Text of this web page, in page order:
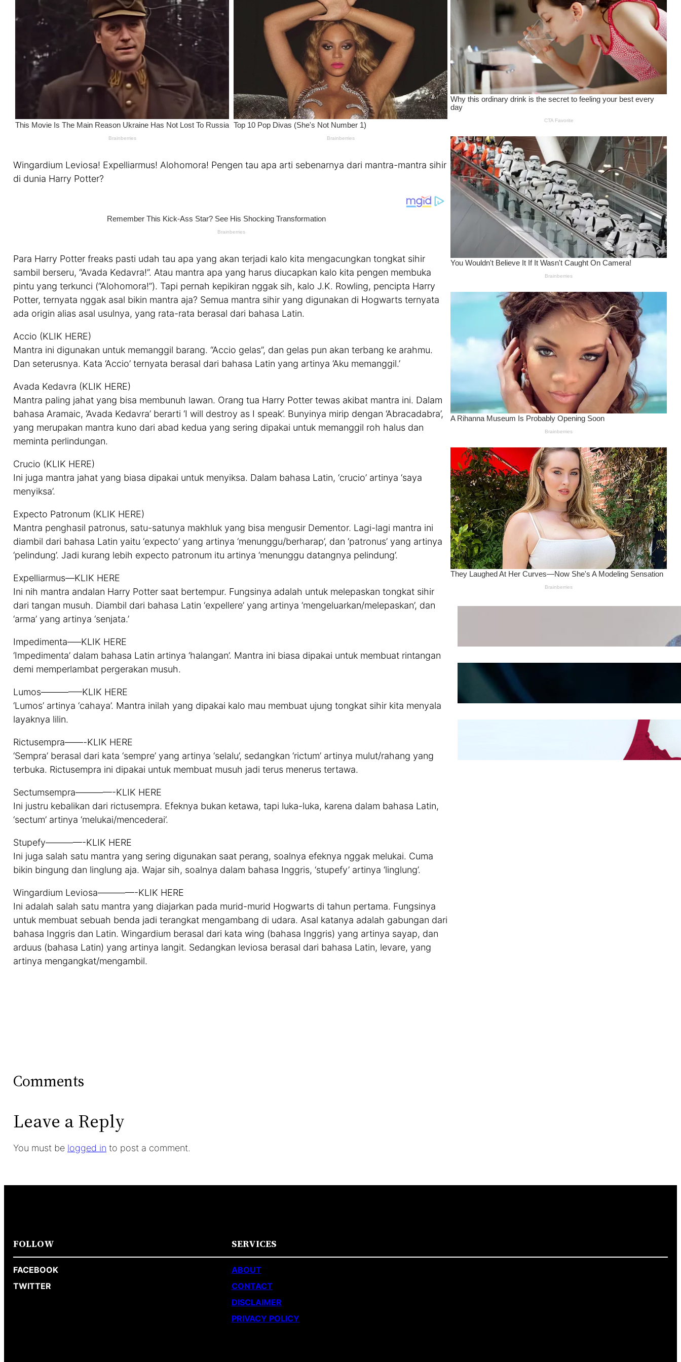
Wingardium Leviosa! Expelliarmus! Alohomora! Pengen tau apa arti sebenarnya dari mantra-mantra sihir
di dunia Harry Potter?
Para Harry Potter freaks pasti udah tau apa yang akan terjadi kalo kita mengacungkan tongkat sihir
sambil berseru, “Avada Kedavra!”. Atau mantra apa yang harus diucapkan kalo kita pengen membuka
pintu yang terkunci (“Alohomora!”). Tapi pernah kepikiran nggak sih, kalo J.K. Rowling, pencipta Harry
Potter, ternyata nggak asal bikin mantra aja? Semua mantra sihir yang digunakan di Hogwarts ternyata
ada origin alias asal usulnya, yang rata-rata berasal dari bahasa Latin.
Accio (KLIK HERE)
Mantra ini digunakan untuk memanggil barang. “Accio gelas”, dan gelas pun akan terbang ke arahmu.
Dan seterusnya. Kata ‘Accio’ ternyata berasal dari bahasa Latin yang artinya ‘Aku memanggil.’
Avada Kedavra (KLIK HERE)
Mantra paling jahat yang bisa membunuh lawan. Orang tua Harry Potter tewas akibat mantra ini. Dalam
bahasa Aramaic, ‘Avada Kedavra’ berarti ‘I will destroy as I speak’. Bunyinya mirip dengan ‘Abracadabra’,
yang merupakan mantra kuno dari abad kedua yang sering dipakai untuk memanggil roh halus dan
meminta perlindungan.
Crucio (KLIK HERE)
Ini juga mantra jahat yang biasa dipakai untuk menyiksa. Dalam bahasa Latin, ‘crucio’ artinya ‘saya
menyiksa’.
Expecto Patronum (KLIK HERE)
Mantra penghasil patronus, satu-satunya makhluk yang bisa mengusir Dementor. Lagi-lagi mantra ini
diambil dari bahasa Latin yaitu ‘expecto’ yang artinya ‘menunggu/berharap’, dan ‘patronus’ yang artinya
‘pelindung’. Jadi kurang lebih expecto patronum itu artinya ‘menunggu datangnya pelindung’.
Expelliarmus—KLIK HERE
Ini nih mantra andalan Harry Potter saat bertempur. Fungsinya adalah untuk melepaskan tongkat sihir
dari tangan musuh. Diambil dari bahasa Latin ‘expellere’ yang artinya ‘mengeluarkan/melepaskan’, dan
‘arma’ yang artinya ‘senjata.’
Impedimenta—–KLIK HERE
‘Impedimenta’ dalam bahasa Latin artinya ‘halangan’. Mantra ini biasa dipakai untuk membuat rintangan
demi memperlambat pergerakan musuh.
Lumos————–KLIK HERE
‘Lumos’ artinya ‘cahaya’. Mantra inilah yang dipakai kalo mau membuat ujung tongkat sihir kita menyala
layaknya lilin.
Rictusempra——-KLIK HERE
‘Sempra’ berasal dari kata ‘sempre’ yang artinya ‘selalu’, sedangkan ‘rictum’ artinya mulut/rahang yang
terbuka. Rictusempra ini dipakai untuk membuat musuh jadi terus menerus tertawa.
Sectumsempra————-KLIK HERE
Ini justru kebalikan dari rictusempra. Efeknya bukan ketawa, tapi luka-luka, karena dalam bahasa Latin,
‘sectum’ artinya ‘melukai/mencederai’.
Stupefy————-KLIK HERE
Ini juga salah satu mantra yang sering digunakan saat perang, soalnya efeknya nggak melukai. Cuma
bikin bingung dan linglung aja. Wajar sih, soalnya dalam bahasa Inggris, ‘stupefy’ artinya ‘linglung’.
Wingardium Leviosa————-KLIK HERE
Ini adalah salah satu mantra yang diajarkan pada murid-murid Hogwarts di tahun pertama. Fungsinya
untuk membuat sebuah benda jadi terangkat mengambang di udara. Asal katanya adalah gabungan dari
bahasa Inggris dan Latin. Wingardium berasal dari kata wing (bahasa Inggris) yang artinya sayap, dan
arduus (bahasa Latin) yang artinya langit. Sedangkan leviosa berasal dari bahasa Latin, levare, yang
artinya mengangkat/mengambil.
Wanita Pamer Pakaian
Kepribadian
Mengintip Kepribadian
Wanita Dari Warna Bra
Comments
Leave a Reply
You must be logged in to post a comment.
FOLLOW
FACEBOOK
TWITTER
SERVICES
ABOUT
CONTACT
DISCLAIMER
PRIVACY POLICY